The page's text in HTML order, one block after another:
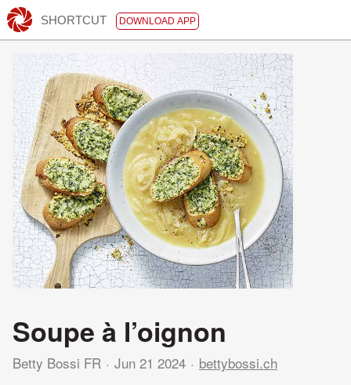
SHORTCUT DOWNLOAD APP
Soupe à l’oignon
Betty Bossi FR Jun 21 2024 bettybossi.ch